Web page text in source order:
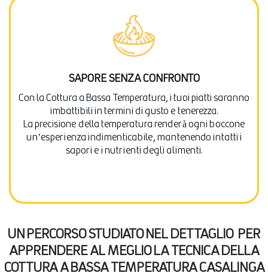
SAPORE SENZA CONFRONTO
Con la Cottura a Bassa Temperatura, i tuoi piatti saranno
imbattibili in termini di gusto e tenerezza.
La precisione della temperatura renderà ogni boccone
un’esperienza indimenticabile, mantenendo intatti i
sapori e i nutrienti degli alimenti.
UN PERCORSO STUDIATO NEL DETTAGLIO PER
APPRENDERE AL MEGLIO LA TECNICA DELLA
COTTURA A BASSA TEMPERATURA CASALINGA